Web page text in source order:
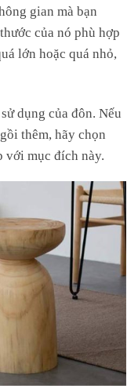
gian mà bạn
của nó phù hợp
lớn hoặc quá nhỏ,
dụng của đôn. Nếu
thêm, hãy chọn
với mục đích này.